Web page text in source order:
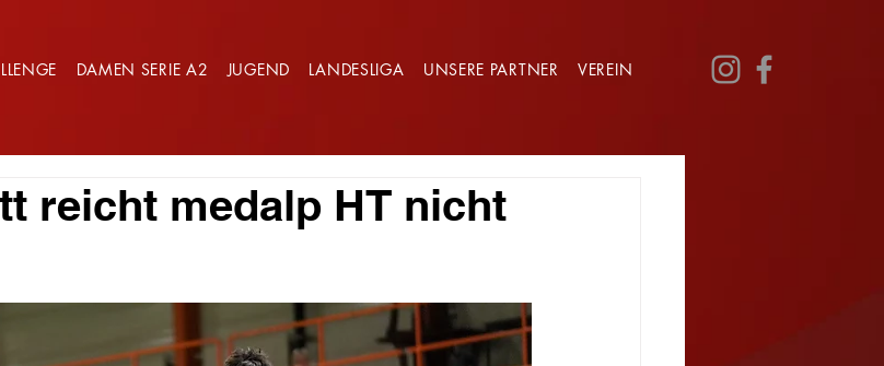
DAMEN SERIE A2 JUGEND LANDESLIGA UNSERE PARTNER VEREIN
reicht medalp HT nicht